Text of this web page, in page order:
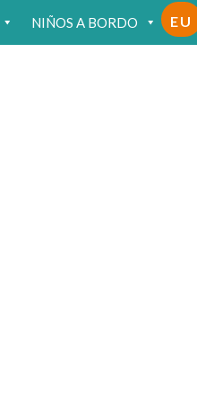
NIÑOS A BORDO EU